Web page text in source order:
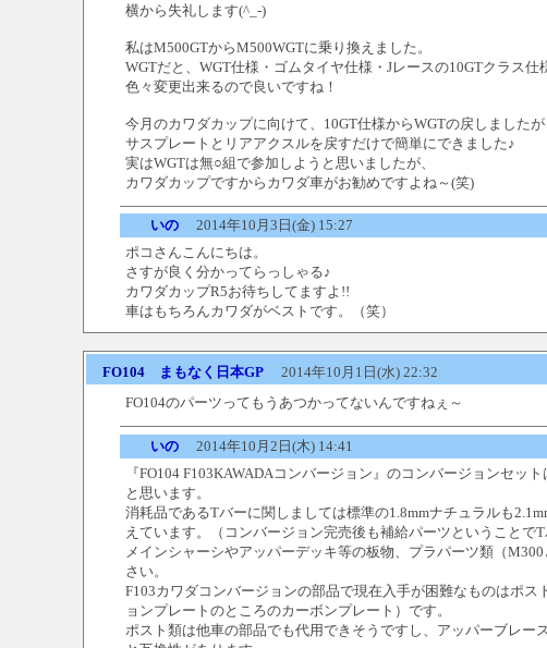
横から失礼します(^_-)
私はM500GTからM500WGTに乗り換えました。
WGTだと、WGT仕様・ゴムタイヤ仕様・Jレースの10GTクラス仕
色々変更出来るので良いですね！
今月のカワダカップに向けて、10GT仕様からWGTの戻しましたが
サスプレートとリアアクスルを戻すだけで簡単にできました♪
実はWGTは無○組で参加しようと思いましたが、
カワダカップですからカワダ車がお勧めですよね～(笑)
いの 2014年10月3日(金) 15:27
ポコさんこんにちは。
さすが良く分かってらっしゃる♪
カワダカップR5お待ちしてますよ!!
車はもちろんカワダがベストです。（笑）
FO104 まもなく日本GP 2014年10月1日(水) 22:32
FO104のパーツってもうあつかってないんですねぇ～
いの 2014年10月2日(木) 14:41
『FO104 F103KAWADAコンバージョン』のコンバージョンセッ
と思います。
消耗品であるTバーに関しましては標準の1.8mmナチュラルも
えています。（コンバージョン完売後も補給パーツということでT
メインシャーシやアッパーデッキ等の板物、プラパーツ類（
さい。
F103カワダコンバージョンの部品で現在入手が困難なものはポス
ョンプレートのところのカーボンプレート）です。
ポスト類は他車の部品でも代用できそうですし、アッパーブレー